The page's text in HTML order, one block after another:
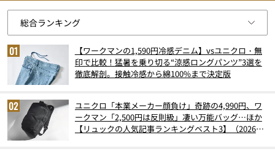
【ワークマンの1,590円冷感デニム】vsユニクロ・無
印で比較！猛暑を乗り切る“涼感ロングパンツ”3選を
徹底解剖。接触冷感から綿100%まで決定版
ユニクロ「本業メーカー顔負け」奇跡の4,990円、ワ
ークマン「2,500円は反則級」凄い万能バッグ…ほか
【リュックの人気記事ランキングベスト3】（2026年